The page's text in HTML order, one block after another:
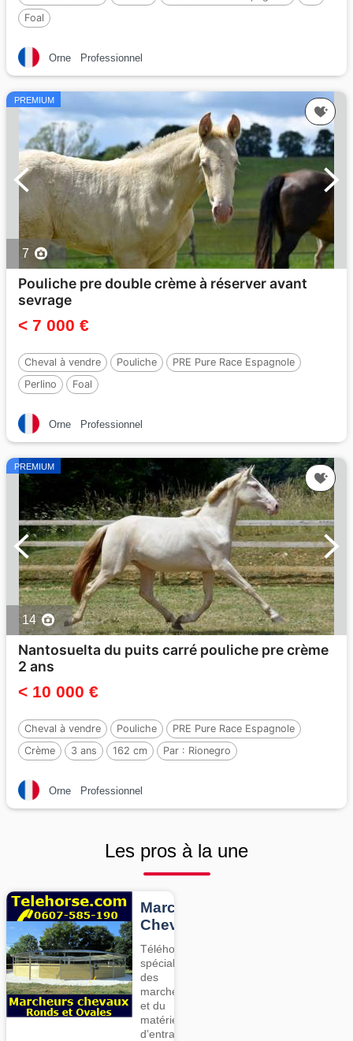
Foal
Orne Professionnel
PREMIUM
7
Pouliche pre double crème à réserver avant
sevrage
< 7 000 €
Cheval à vendre Pouliche
PRE Pure Race Espagnole
Perlino
Foal
Orne Professionnel
PREMIUM
14
Nantosuelta du puits carré pouliche pre crème
2 ans
< 10 000 €
Cheval à vendre Pouliche
PRE Pure Race Espagnole
Crème
3 ans 162 cm Par : Rionegro
Orne Professionnel
Les pros à la une
Marcheurs
Chevaux
Téléhorse,
spécialiste
des
marcheurs
et du
matériel
d’entrainement